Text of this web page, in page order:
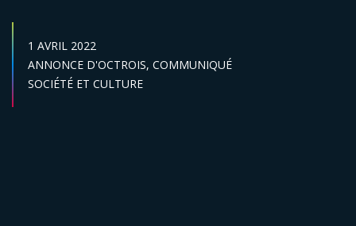
DATE DE PUBLICATION :
1 AVRIL 2022
Catégories :
ANNONCE D'OCTROIS, COMMUNIQUÉ
Secteur :
SOCIÉTÉ ET CULTURE